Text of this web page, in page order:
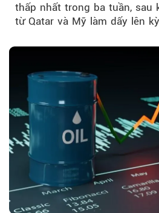
thấp nhất trong ba tuần, sau
từ Qatar và Mỹ làm dấy lên
Iran.